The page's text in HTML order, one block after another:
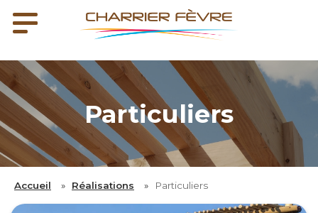
Particuliers
Accueil » Réalisations » Particuliers